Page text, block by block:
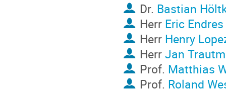
Dr. Bastian
Herr Eric Endres
Herr Henry
HerrJan
Prof. Matthias
Prof. Roland